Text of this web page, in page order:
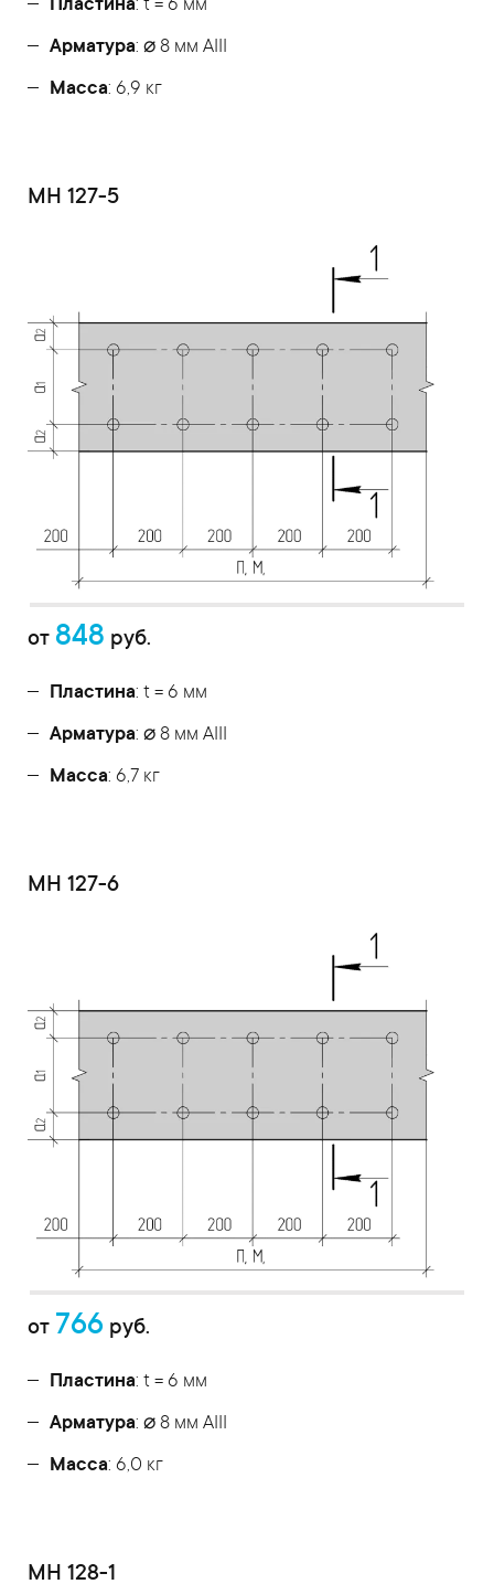
Пластина: t = 6 мм
Арматура: ⌀ 8 мм АIII
Масса: 6,9 кг
МН 127-5
от 848 руб.
Пластина: t = 6 мм
Арматура: ⌀ 8 мм АIII
Масса: 6,7 кг
МН 127-6
от 766 руб.
Пластина: t = 6 мм
Арматура: ⌀ 8 мм АIII
Масса: 6,0 кг
МН 128-1